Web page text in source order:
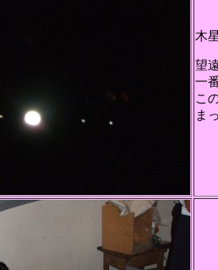
木
望
一
こ
ま